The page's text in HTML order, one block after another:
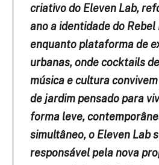
criativo do Eleven Lab,
ano a identidade do Rebel
enquanto plataforma de
urbanas, onde cocktails
música e cultura
de jardim pensado para
forma leve,
simultâneo, o Eleven Lab
responsável pela nova